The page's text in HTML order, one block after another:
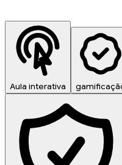
Aula interativa